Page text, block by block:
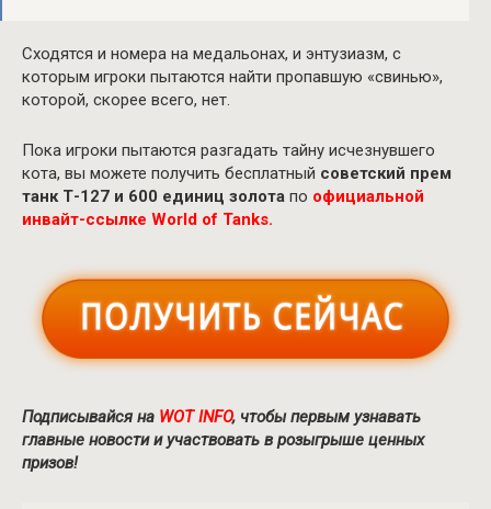
Сходятся и номера на медальонах, и энтузиазм, с
которым игроки пытаются найти пропавшую «свинью»,
которой, скорее всего, нет.
Пока игроки пытаются разгадать тайну исчезнувшего
кота, вы можете получить бесплатный советский прем
танк Т-127 и 600 единиц золота по официальной
инвайт-ссылке World of Tanks.
Подписывайся на WOT INFO, чтобы первым узнавать
главные новости и участвовать в розыгрыше ценных
призов!